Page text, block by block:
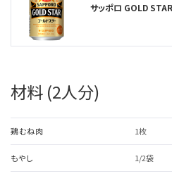
サッポロ GOLD STAR
材料 (2人分)
鶏むね肉 1枚
もやし 1/2袋